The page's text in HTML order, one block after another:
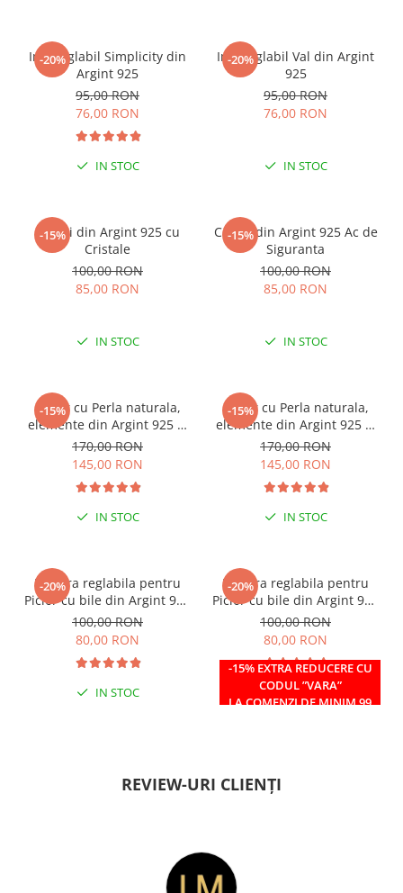
-20%
Inel reglabil Simplicity din
Argint 925
95,00 RON
76,00 RON
IN STOC
-20%
Inel reglabil Val din Argint
925
95,00 RON
76,00 RON
IN STOC
-15%
Cercei din Argint 925 cu
Cristale
100,00 RON
85,00 RON
IN STOC
-15%
Cercei din Argint 925 Ac de
Siguranta
100,00 RON
85,00 RON
IN STOC
-15%
Colier cu Perla naturala,
elemente din Argint 925 si
margele Miyuki, multicolor
170,00 RON
145,00 RON
IN STOC
-15%
Colier cu Perla naturala,
elemente din Argint 925 si
margele Miyuki, verde/kiwi
170,00 RON
145,00 RON
IN STOC
-20%
Bratara reglabila pentru
Picior cu bile din Argint 925
si margele Miyuki rosii
100,00 RON
80,00 RON
IN STOC
-20%
-15% EXTRA REDUCERE CU
CODUL ”VARA”
LA COMENZI DE MINIM 99
Bratara reglabila pentru
Picior cu bile din Argint 925
si margele Miyuki verzi
100,00 RON
80,00 RON
IN STOC
REVIEW-URI CLIENȚI